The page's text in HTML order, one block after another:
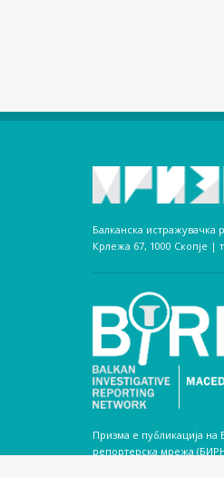
Балканска
Крлежа 67, 1000 Скопје |
Призма е публикација на
репортерска мрежа